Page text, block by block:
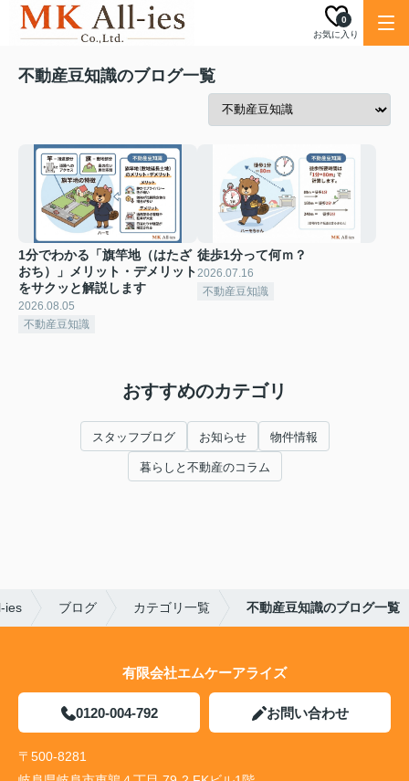
お気に入り
0
不動産豆知識のブログ一覧
1分でわかる「旗竿地（はたざ
おち）」メリット・デメリット
をサクッと解説します
2026.08.05
不動産豆知識
徒歩1分って何ｍ？
2026.07.16
不動産豆知識
おすすめのカテゴリ
スタッフブログ お知らせ 物件情報
暮らしと不動産のコラム
ies ブログ カテゴリ一覧 不動産豆知識のブログ一覧
有限会社エムケーアライズ
0120-004-792 お問い合わせ
〒500-8281